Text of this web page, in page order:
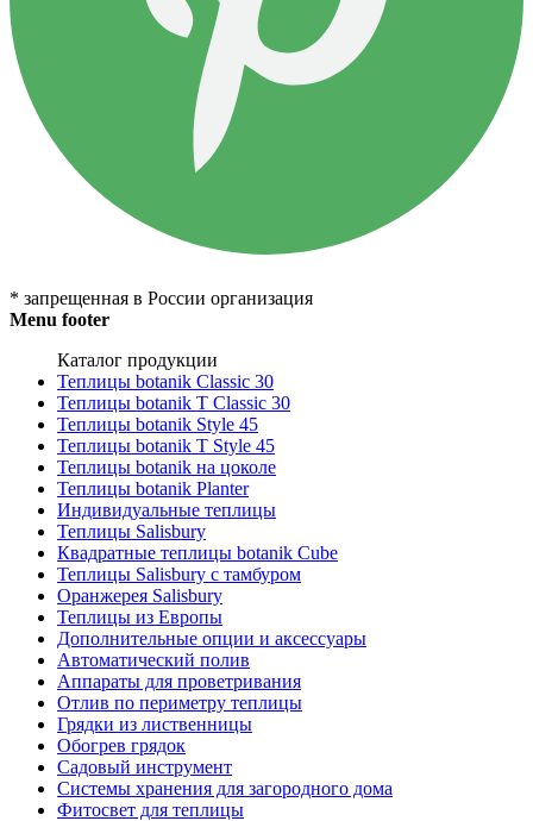
* запрещенная в России организация
Menu footer
Каталог продукции
Теплицы botanik Classic 30
Теплицы botanik T Classic 30
Теплицы botanik Style 45
Теплицы botanik Т Style 45
Теплицы botanik на цоколе
Теплицы botanik Planter
Индивидуальные теплицы
Теплицы Salisbury
Квадратные теплицы botanik Cube
Теплицы Salisbury с тамбуром
Оранжерея Salisbury
Теплицы из Европы
Дополнительные опции и аксессуары
Автоматический полив
Аппараты для проветривания
Отлив по периметру теплицы
Грядки из лиственницы
Обогрев грядок
Садовый инструмент
Системы хранения для загородного дома
Фитосвет для теплицы